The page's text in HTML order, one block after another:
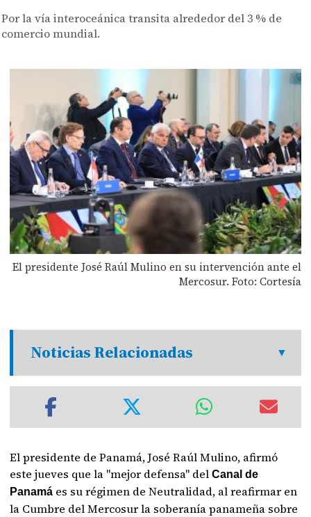
Por la vía interoceánica transita alrededor del 3 % de
comercio mundial.
El presidente José Raúl Mulino en su intervención ante el
Mercosur. Foto: Cortesía
Noticias Relacionadas
El presidente de Panamá, José Raúl Mulino, afirmó
este jueves que la "mejor defensa" delCanal de
Panamá es su régimen de Neutralidad, al reafirmar en
la Cumbre del Mercosur la soberanía panameña sobre